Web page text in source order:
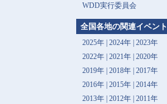
WDD実行委員会
全国各地の関連イベント
2025年| 2024年| 2023年
2022年| 2021年| 2020年
2019年| 2018年| 2017年
2016年| 2015年| 2014年
2013年 | 2012年| 2011年